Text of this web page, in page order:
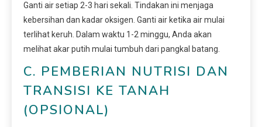
Ganti air setiap 2-3 hari sekali. Tindakan ini menjaga
kebersihan dan kadar oksigen. Ganti air ketika air mulai
terlihat keruh. Dalam waktu 1-2 minggu, Anda akan
melihat akar putih mulai tumbuh dari pangkal batang.
C. PEMBERIAN NUTRISI DAN
TRANSISI KE TANAH
(OPSIONAL)